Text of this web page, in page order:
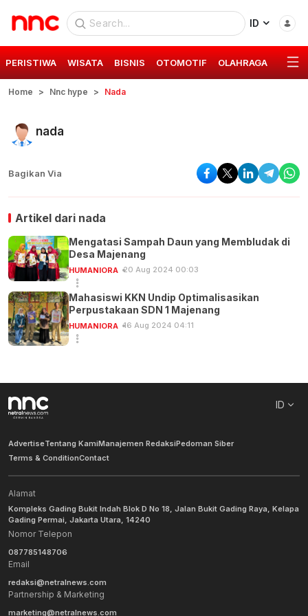
ID
PERISTIWA WISATA BISNIS OTOMOTIF OLAHRAGA GAYA
Home Nnc hype Nada
nada
Bagikan Via
Artikel dari nada
Mengatasi Sampah Daun yang Membludak di
Desa Majenang
HUMANIORA 20 Aug 2024 00:03
Mahasiswi KKN Undip Optimalisasikan
Perpustakaan SDN 1 Majenang
HUMANIORA 16 Aug 2024 04:11
ID
AdvertiseTentang KamiManajemen RedaksiPedoman Siber
Terms & ConditionContact
Alamat
Kompleks Gading Bukit Indah Blok D No 18, Jalan Bukit Gading Raya, Kelapa
Gading Permai, Jakarta Utara, 14240
Nomor Telepon
087785148706
Email
redaksi@netralnews.com
Partnership & Marketing
marketing@netralnews.com